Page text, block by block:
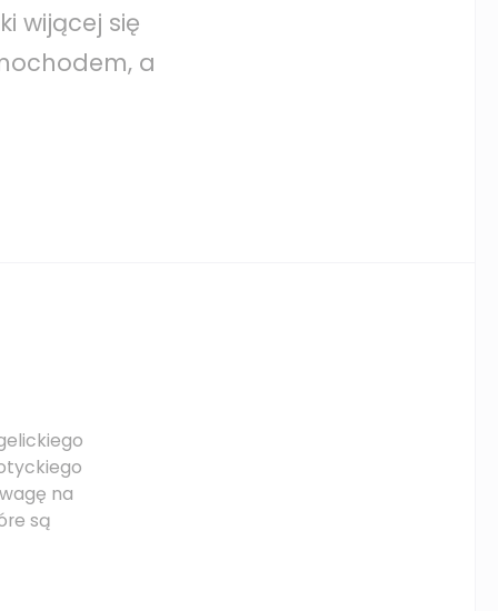
wijącej się
a
na
są